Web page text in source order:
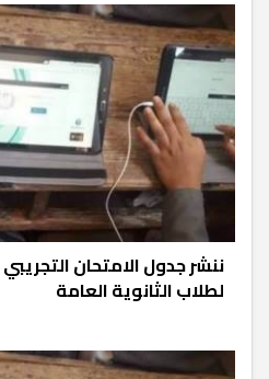
ننشر جدول الامتحان
لطلاب الثانوية العامة